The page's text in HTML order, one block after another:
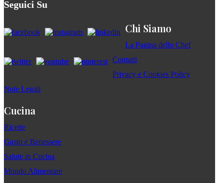
Seguici Su
Chi Siamo
La Pagina dello Chef
Contatti
Privacy e Cookies Policy
Note Legali
Cucina
Ricette
Gusto e Benessere
Salute in Cucina
Mondo Alimentare